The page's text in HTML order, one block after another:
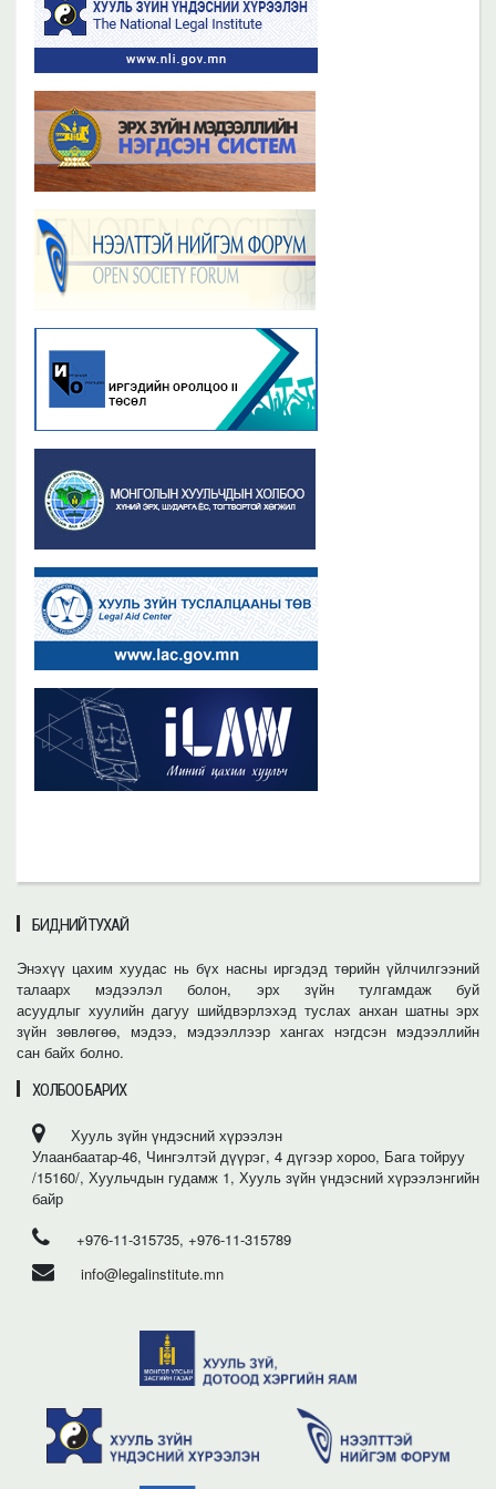
БИДНИЙ ТУХАЙ
Энэхүү цахим хуудас нь бүх насны иргэдэд төрийн үйлчилгээний
талаарх мэдээлэл болон, эрх зүйн тулгамдаж буй
асуудлыг хуулийн дагуу шийдвэрлэхэд туслах анхан шатны эрх
зүйн зөвлөгөө, мэдээ, мэдээллээр хангах нэгдсэн мэдээллийн
сан байх болно.
ХОЛБОО БАРИХ
Хууль зүйн үндэсний хүрээлэн
Улаанбаатар-46, Чингэлтэй дүүрэг, 4 дүгээр хороо, Бага тойруу
/15160/, Хуульчдын гудамж 1, Хууль зүйн үндэсний хүрээлэнгийн
байр
+976-11-315735, +976-11-315789
info@legalinstitute.mn